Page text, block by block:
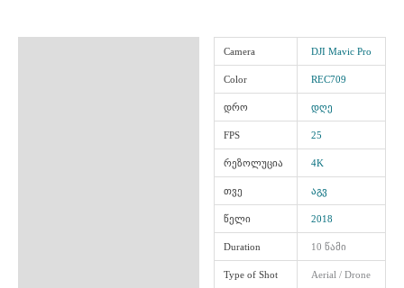
Camera DJI Mavic Pro
Color REC709
დრო დღე
FPS 25
რეზოლუცია 4K
თვე აგვ
წელი 2018
Duration 10 წამი
Type of Shot Aerial / Drone